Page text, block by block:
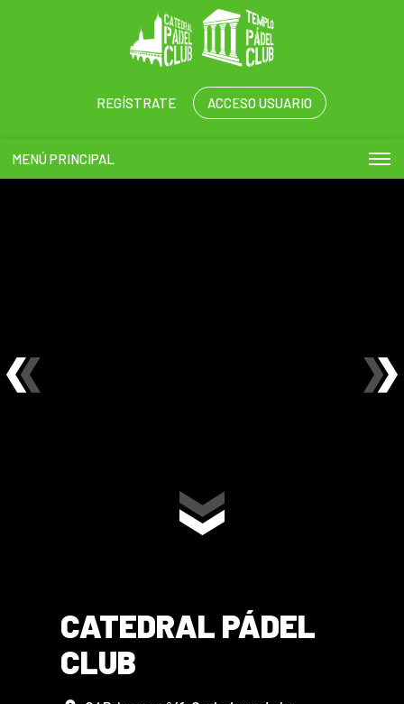
REGÍSTRATE ACCESO USUARIO
MENÚ PRINCIPAL
CATEDRAL PÁDEL
CLUB